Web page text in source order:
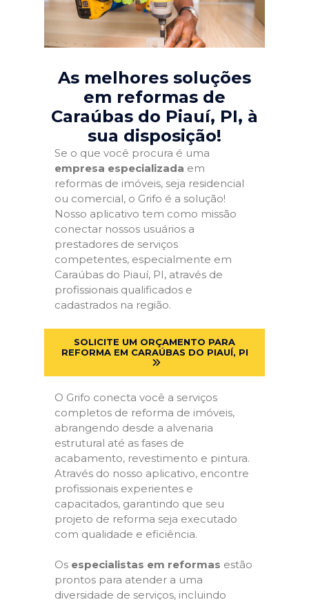
As melhores soluções
em reformas de
Caraúbas do Piauí, PI, à
sua disposição!
Se o que você procura é uma
empresa especializada em
reformas de imóveis, seja residencial
ou comercial, o Grifo é a solução!
Nosso aplicativo tem como missão
conectar nossos usuários a
prestadores de serviços
competentes, especialmente em
Caraúbas do Piauí, PI, através de
profissionais qualificados e
cadastrados na região.
SOLICITE UM ORÇAMENTO PARA
REFORMA EM CARAÚBAS DO PIAUÍ, PI
O Grifo conecta você a serviços
completos de reforma de imóveis,
abrangendo desde a alvenaria
estrutural até as fases de
acabamento, revestimento e pintura.
Através do nosso aplicativo, encontre
profissionais experientes e
capacitados, garantindo que seu
projeto de reforma seja executado
com qualidade e eficiência.
Os especialistas em reformas estão
prontos para atender a uma
diversidade de serviços, incluindo